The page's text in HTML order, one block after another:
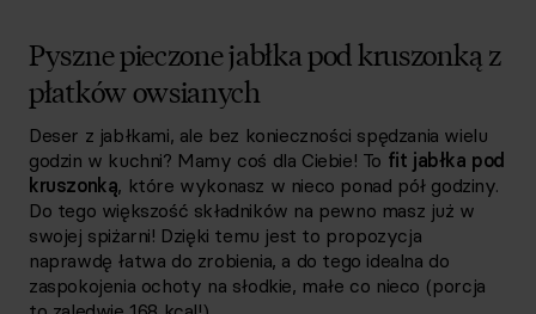
Pyszne pieczone jabłka pod kruszonką z
płatków owsianych
Deser z jabłkami, ale bez konieczności spędzania wielu
godzin w kuchni? Mamy coś dla Ciebie! To fit jabłka pod
kruszonką, które wykonasz w nieco ponad pół godziny.
Do tego większość składników na pewno masz już w
swojej spiżarni! Dzięki temu jest to propozycja
naprawdę łatwa do zrobienia, a do tego idealna do
zaspokojenia ochoty na słodkie, małe co nieco (porcja